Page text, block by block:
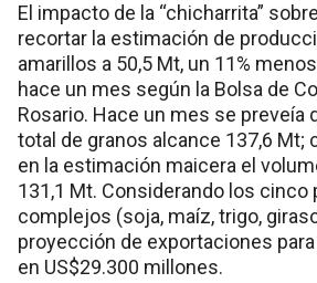
El impacto de la “chicharrita”
recortar la estimación de
amarillos a 50,5 Mt, un 11%
hace un mes según la Bolsa de
Rosario. Hace un mes se preveía
total de granos alcance 137,6 Mt;
en la estimación maicera el
131,1 Mt. Considerando los cinco
complejos (soja, maíz, trigo,
proyección de exportaciones
en US$29.300 millones.